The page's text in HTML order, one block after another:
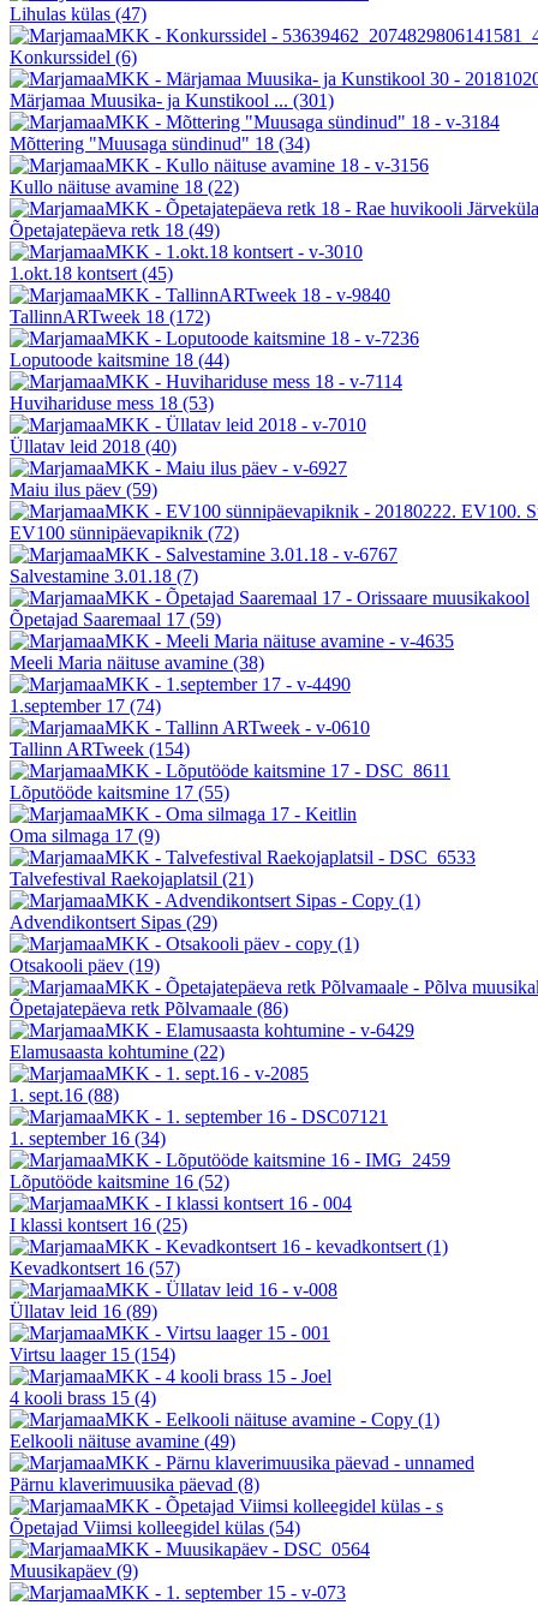
Lihulas külas (47)
Konkurssidel (6)
Märjamaa Muusika- ja Kunstikool ... (301)
Mõttering "Muusaga sündinud" 18 (34)
Kullo näituse avamine 18 (22)
Õpetajatepäeva retk 18 (49)
1.okt.18 kontsert (45)
TallinnARTweek 18 (172)
Loputoode kaitsmine 18 (44)
Huvihariduse mess 18 (53)
Üllatav leid 2018 (40)
Maiu ilus päev (59)
EV100 sünnipäevapiknik (72)
Salvestamine 3.01.18 (7)
Õpetajad Saaremaal 17 (59)
Meeli Maria näituse avamine (38)
1.september 17 (74)
Tallinn ARTweek (154)
Lõputööde kaitsmine 17 (55)
Oma silmaga 17 (9)
Talvefestival Raekojaplatsil (21)
Advendikontsert Sipas (29)
Otsakooli päev (19)
Õpetajatepäeva retk Põlvamaale (86)
Elamusaasta kohtumine (22)
1. sept.16 (88)
1. september 16 (34)
Lõputööde kaitsmine 16 (52)
I klassi kontsert 16 (25)
Kevadkontsert 16 (57)
Üllatav leid 16 (89)
Virtsu laager 15 (154)
4 kooli brass 15 (4)
Eelkooli näituse avamine (49)
Pärnu klaverimuusika päevad (8)
Õpetajad Viimsi kolleegidel külas (54)
Muusikapäev (9)